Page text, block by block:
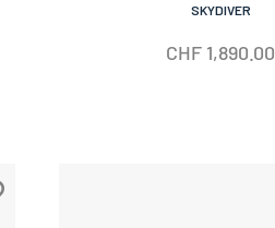
SKYDIVER
CHF 1,890.00